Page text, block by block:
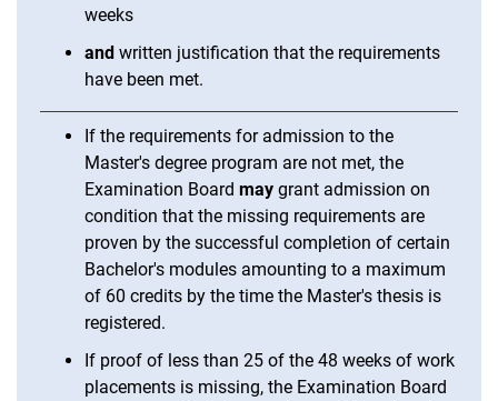
weeks
and written justification that the requirements
have been met.
If the requirements for admission to the
Master's degree program are not met, the
Examination Board may grant admission on
condition that the missing requirements are
proven by the successful completion of certain
Bachelor's modules amounting to a maximum
of 60 credits by the time the Master's thesis is
registered.
If proof of less than 25 of the 48 weeks of work
placements is missing, the Examination Board